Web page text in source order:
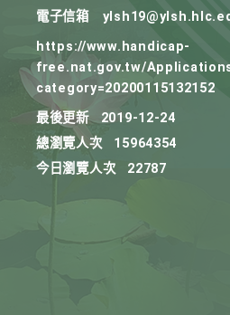
電子信箱
https://www.handicap-
free.nat.gov.tw/
category=20200115132152
最後更新
2019-12-24
總瀏覽人次
15964354
今日瀏覽人次
22787